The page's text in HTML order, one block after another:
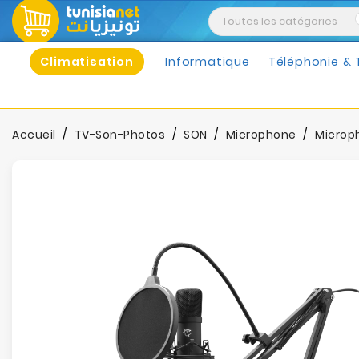
Climatisation Informatique Téléphonie &
Accueil TV-Son-Photos SON Microphone